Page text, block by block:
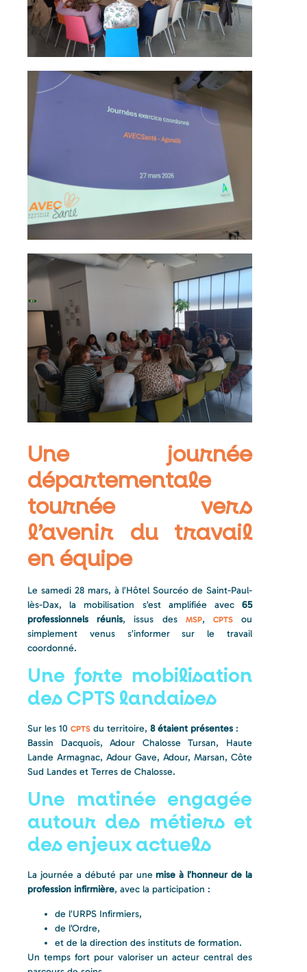
Une journée
départementale
tournée vers
l’avenir du travail
en équipe
Le samedi 28 mars, à l’Hôtel Sourcéo de Saint-Paul-
lès-Dax, la mobilisation s’est amplifiée avec 65
professionnels réunis, issus des MSP, CPTSou
simplement venus s’informer sur le travail
coordonné.
Une forte mobilisation
des CPTS landaises
Sur les 10 CPTS du territoire, 8 étaient présentes :
Bassin Dacquois, Adour Chalosse Tursan, Haute
Lande Armagnac, Adour Gave, Adour, Marsan, Côte
Sud Landes et Terres de Chalosse.
Une matinée engagée
autour des métiers et
des enjeux actuels
La journée a débuté par unemise à l’honneur de la
profession infirmière, avec la participation :
de l’URPS Infirmiers,
de l’Ordre,
et de la direction des instituts de formation.
Un temps fort pour valoriser un acteur central des